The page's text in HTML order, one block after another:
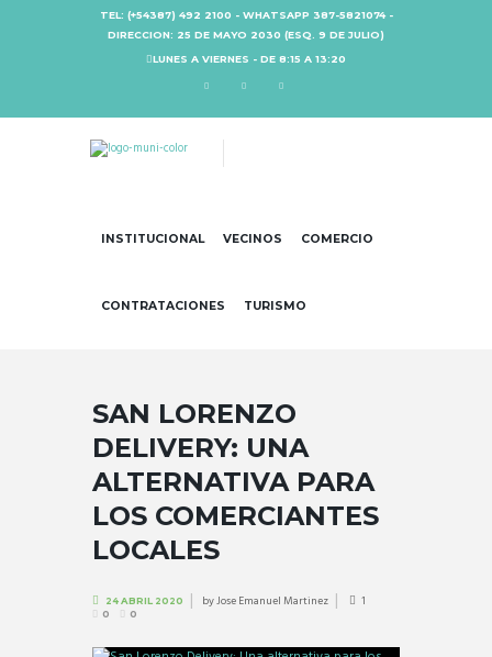
TEL: (+54387) 492 2100 - WHATSAPP 387-5821074 -
DIRECCION: 25 DE MAYO 2030 (ESQ. 9 DE JULIO)
LUNES A VIERNES - DE 8:15 A 13:20
INSTITUCIONAL VECINOS COMERCIO
CONTRATACIONES TURISMO
SAN LORENZO
DELIVERY: UNA
ALTERNATIVA PARA
LOS COMERCIANTES
LOCALES
24 ABRIL 2020 byJose Emanuel Martinez 1
0 0